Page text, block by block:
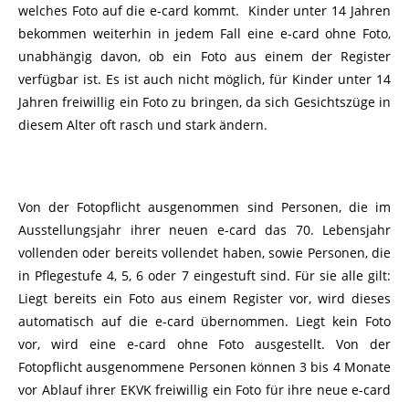
welches Foto auf die e-card kommt. Kinder unter 14 Jahren
bekommen weiterhin in jedem Fall eine e-card ohne Foto,
unabhängig davon, ob ein Foto aus einem der Register
verfügbar ist. Es ist auch nicht möglich, für Kinder unter 14
Jahren freiwillig ein Foto zu bringen, da sich Gesichtszüge in
diesem Alter oft rasch und stark ändern.
Von der Fotopflicht ausgenommen sind Personen, die im
Ausstellungsjahr ihrer neuen e-card das 70. Lebensjahr
vollenden oder bereits vollendet haben, sowie Personen, die
in Pflegestufe 4, 5, 6 oder 7 eingestuft sind. Für sie alle gilt:
Liegt bereits ein Foto aus einem Register vor, wird dieses
automatisch auf die e-card übernommen. Liegt kein Foto
vor, wird eine e-card ohne Foto ausgestellt. Von der
Fotopflicht ausgenommene Personen können 3 bis 4 Monate
vor Ablauf ihrer EKVK freiwillig ein Foto für ihre neue e-card